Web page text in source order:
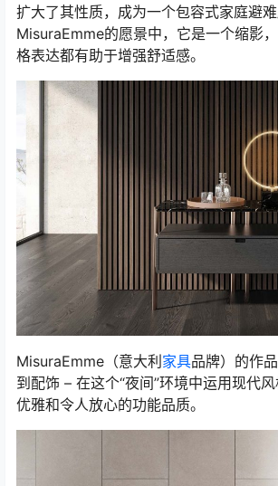
扩大了其性质，成为一个包容式家庭避
MisuraEmme的愿景中，它是一个缩影
格表达都有助于增强舒适感。
MisuraEmme（意大利 家具品牌）的作
到配饰 – 在这个“夜间”环境中运用现代
优雅和令人放心的功能品质。